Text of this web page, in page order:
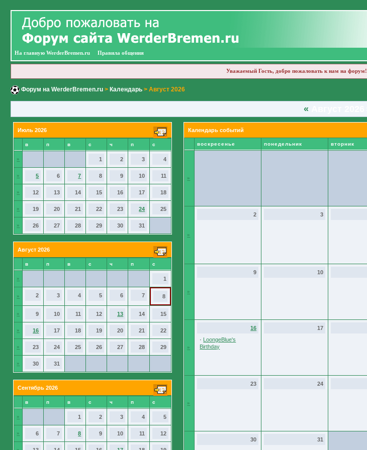
На главную WerderBremen.ru Правила общения
Уважаемый Гость, добро пожаловать к нам на форум!
Форум на WerderBremen.ru > Календарь > Август 2026
«
Июль 2026
в п в с ч п с
» 1 2 3 4
» 5 6 7 8 9 10 11
» 12 13 14 15 16 17 18
» 19 20 21 22 23 24 25
» 26 27 28 29 30 31
Август 2026
в п в с ч п с
» 1
» 2 3 4 5 6 7 8
» 9 10 11 12 13 14 15
» 16 17 18 19 20 21 22
» 23 24 25 26 27 28 29
» 30 31
Сентябрь 2026
в п в с ч п с
» 1 2 3 4 5
» 6 7 8 9 10 11 12
Календарь событий
воскресенье понедельник вторник
»
»
2 3
»
9 10
»
16
· LoongeBlue's
Birthday
17
»
23 24
30 31